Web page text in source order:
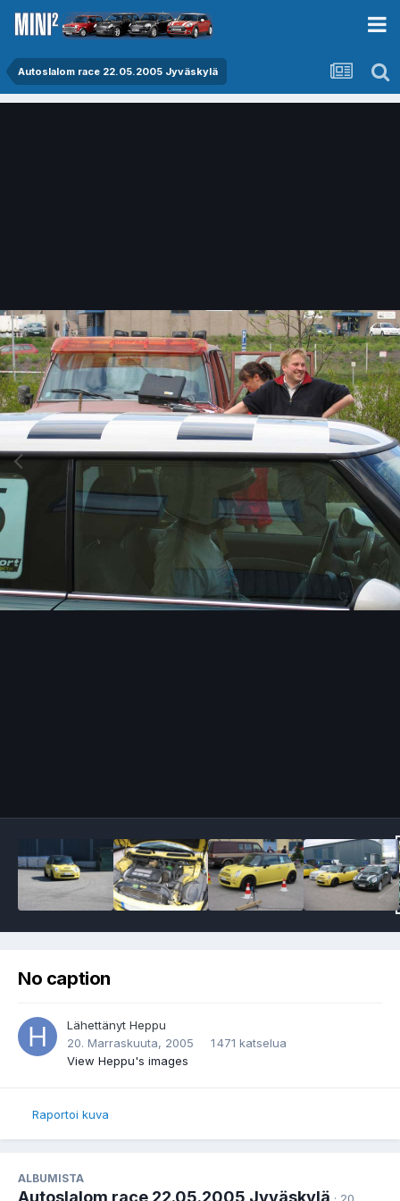
Autoslalom race 22.05.2005 Jyväskylä
No caption
Lähettänyt Heppu
20. Marraskuuta, 2005
1 471 katselua
View Heppu's images
Raportoi kuva
ALBUMISTA
Autoslalom race 22.05.2005 Jyväskylä